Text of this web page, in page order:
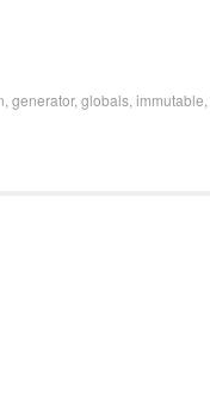
generator, globals immutable